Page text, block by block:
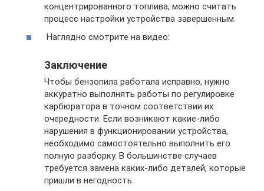
концентрированного топлива, можно считать
процесс настройки устройства завершенным.
Наглядно смотрите на видео:
Заключение
Чтобы бензопила работала исправно, нужно
аккуратно выполнять работы по регулировке
карбюратора в точном соответствии их
очередности. Если возникают какие-либо
нарушения в функционировании устройства,
необходимо самостоятельно выполнить его
полную разборку. В большинстве случаев
требуется замена каких-либо деталей, которые
пришли в негодность.